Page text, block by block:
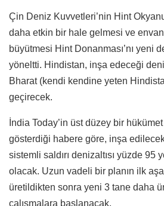
Çin Deniz Kuvvetleri’nin Hint
daha etkin bir hale gelmesi ve
büyütmesi Hint Donanması’nı yeni
yöneltti. Hindistan, inşa edeceği
Bharat (kendi kendine yeten
geçirecek.
İndia Today’in üst düzey bir
gösterdiği habere göre, inşa
sistemli saldırı denizaltısı yüzde 95
olacak. Uzun vadeli bir planın ilk
üretildikten sonra yeni 3 tane daha
çalışmalara başlanacak.